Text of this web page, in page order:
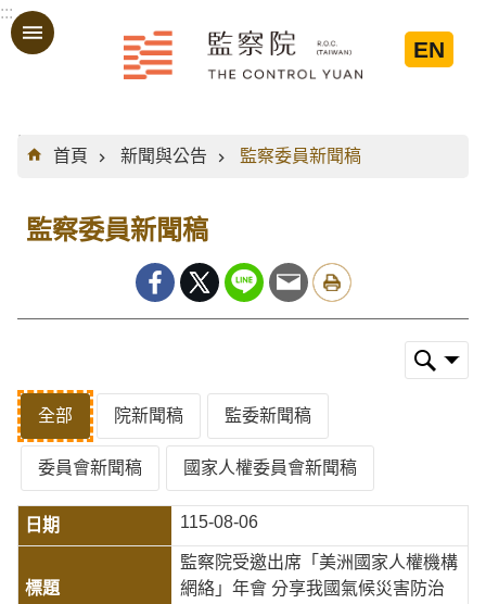
跳到主要內容區塊
:::
EN
:::
首頁
新聞與公告 監察委員新聞稿
監察委員新聞稿
全部 院新聞稿 監委新聞稿
委員會新聞稿 國家人權委員會新聞稿
115-08-06
監察院受邀出席「美洲國家人權機構
網絡」年會 分享我國氣候災害防治